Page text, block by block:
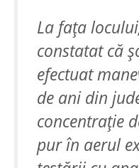
La fața
constatat că
efectuat
de ani din
concentrație
pur în aerul